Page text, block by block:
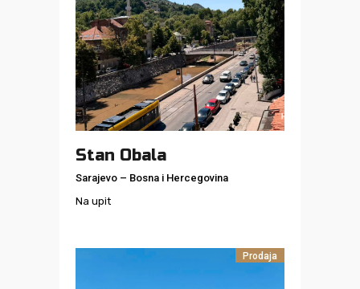
Stan Obala
Sarajevo – Bosna i Hercegovina
Na upit
Prodaja